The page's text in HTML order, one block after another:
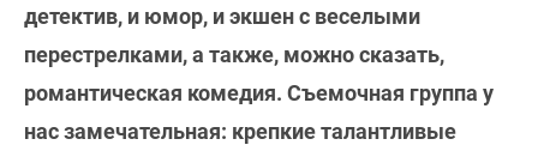
детектив, и юмор, и экшен с веселыми
перестрелками, а также, можно сказать,
романтическая комедия. Съемочная группа у
нас замечательная: крепкие талантливые